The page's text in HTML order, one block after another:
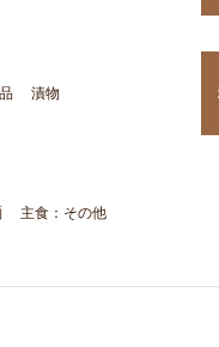
漬物
主食：その他